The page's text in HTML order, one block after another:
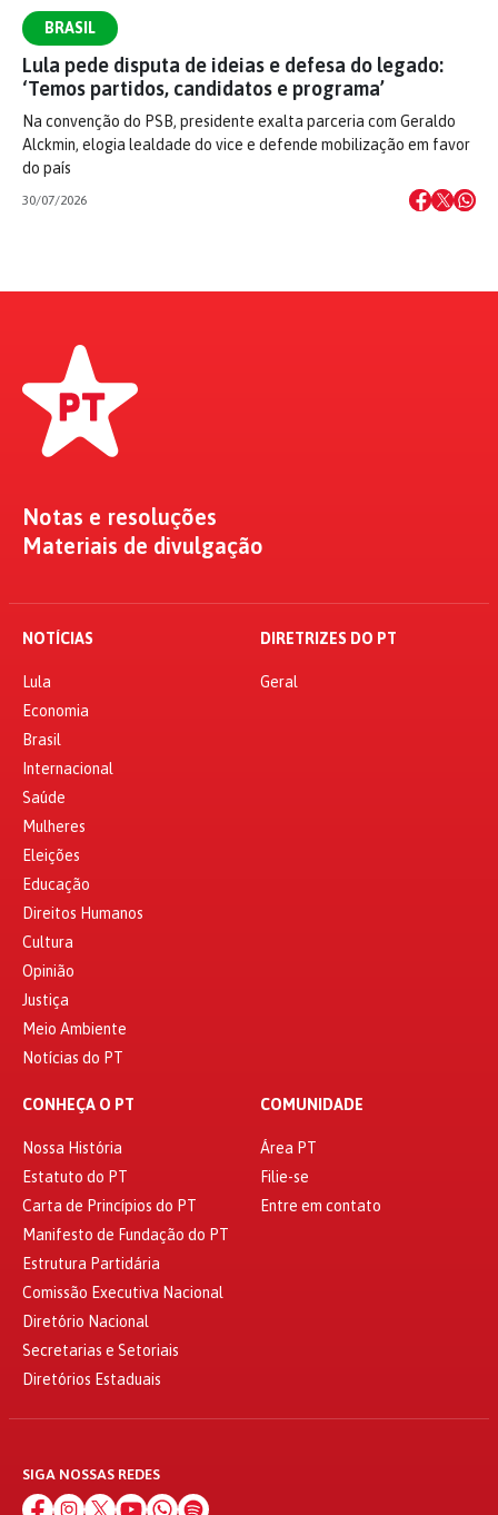
BRASIL
Lula pede disputa de ideias e defesa do legado:
‘Temos partidos, candidatos e programa’
Na convenção do PSB, presidente exalta parceria com Geraldo
Alckmin, elogia lealdade do vice e defende mobilização em favor
do país
30/07/2026
Notas e resoluções
Materiais de divulgação
NOTÍCIAS
Lula
Economia
Brasil
Internacional
Saúde
Mulheres
Eleições
Educação
Direitos Humanos
Cultura
Opinião
Justiça
Meio Ambiente
Notícias do PT
DIRETRIZES DO PT
Geral
CONHEÇA O PT
Nossa História
Estatuto do PT
Carta de Princípios do PT
Manifesto de Fundação do PT
Estrutura Partidária
Comissão Executiva Nacional
Diretório Nacional
Secretarias e Setoriais
Diretórios Estaduais
COMUNIDADE
Área PT
Filie-se
Entre em contato
SIGA NOSSAS REDES